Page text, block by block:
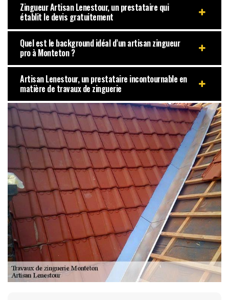
Zingueur Artisan Lenestour, un prestataire qui
établit le devis gratuitement
Quel est le background idéal d’un artisan zingueur
pro à Monteton ?
Artisan Lenestour, un prestataire incontournable en
matière de travaux de zinguerie